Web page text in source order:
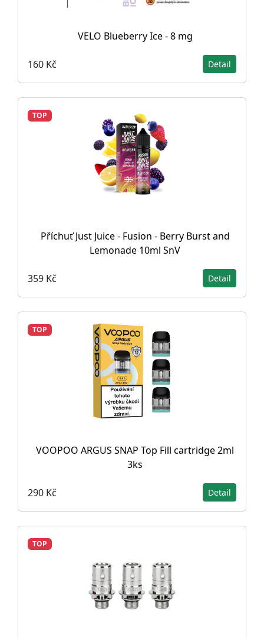
VELO Blueberry Ice - 8 mg
160 Kč Detail
TOP
Příchuť Just Juice - Fusion - Berry Burst and
Lemonade 10ml SnV
359 Kč Detail
TOP
VOOPOO ARGUS SNAP Top Fill cartridge 2ml
3ks
290 Kč Detail
TOP